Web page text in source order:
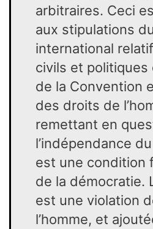
arbitraires. Ceci
aux stipulations
international
civils et politiques
de la Convention
des droits de
remettant en
l’indépendance
est une condition
de la démocratie.
est une violation
l’homme, et